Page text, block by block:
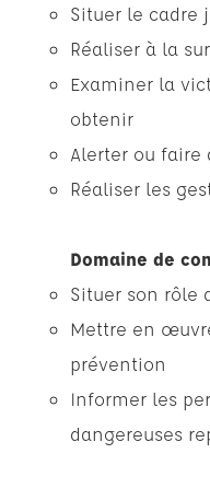
Situer le cadre
Réaliser à la
Examiner la
obtenir
Alerter ou faire
Réaliser les
Domaine de
Situer son rôle
Mettre en
prévention
Informer les
dangereuses